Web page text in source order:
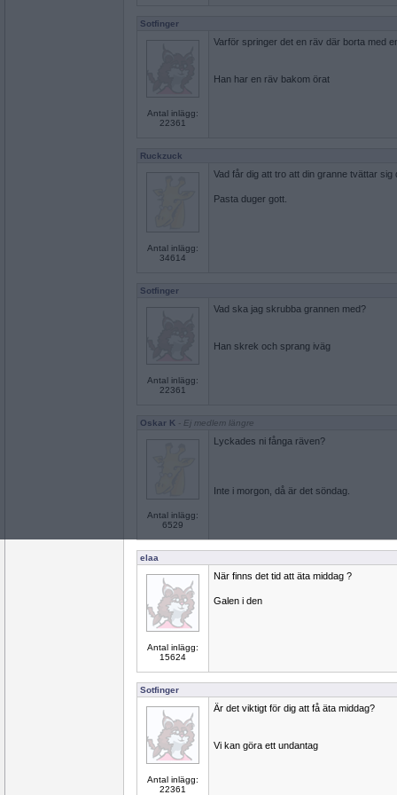
Sotfinger
Antal inlägg:
22361
Varför springer det en räv där borta med
Han har en räv bakom örat
Ruckzuck
Antal inlägg:
34614
Vad får dig att tro att din granne tvättar sig
Pasta duger gott.
Sotfinger
Antal inlägg:
22361
Vad ska jag skrubba grannen med?
Han skrek och sprang iväg
Oskar K - Ej medlem längre
Antal inlägg:
6529
Lyckades ni fånga räven?
Inte i morgon, då är det söndag.
elaa
Antal inlägg:
15624
När finns det tid att äta middag ?
Galen i den
Sotfinger
Antal inlägg:
22361
Är det viktigt för dig att få äta middag?
Vi kan göra ett undantag